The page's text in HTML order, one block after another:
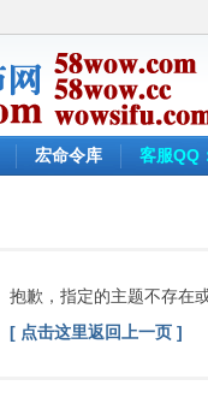
宏命令库 客服QQ
抱歉，指定的主题不存在
[ 点击这里返回上一页 ]